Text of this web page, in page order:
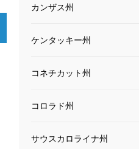
カンザス州
ケンタッキー州
コネチカット州
コロラド州
サウスカロライナ州